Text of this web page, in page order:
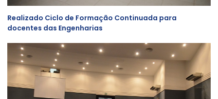
Realizado Ciclo de Formação Continuada para
docentes das Engenharias